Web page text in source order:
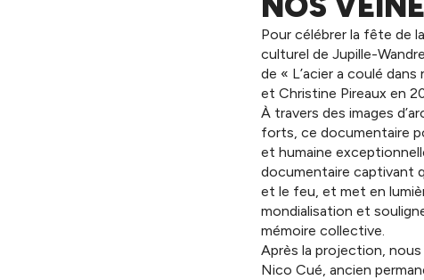
Pour célébrer la fête de
culturel de Jupille-
de « L’acier a coulé
et Christine Pireaux en
À travers des images
forts, ce documentaire
et humaine
documentaire captivant
et le feu, et met en
mondialisation et
mémoire collective.
Après la projection,
Nico Cué, ancien